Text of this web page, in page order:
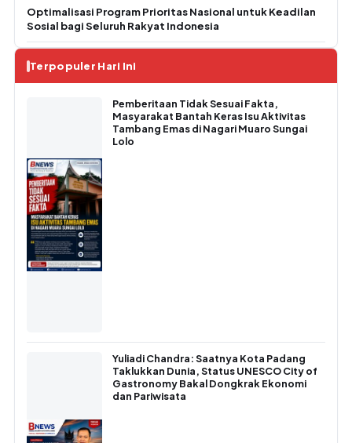
Optimalisasi Program Prioritas Nasional untuk Keadilan
Sosial bagi Seluruh Rakyat Indonesia
Terpopuler Hari Ini
Pemberitaan Tidak Sesuai Fakta,
Masyarakat Bantah Keras Isu Aktivitas
Tambang Emas di Nagari Muaro Sungai
Lolo
Yuliadi Chandra: Saatnya Kota Padang
Taklukkan Dunia, Status UNESCO City of
Gastronomy Bakal Dongkrak Ekonomi
dan Pariwisata